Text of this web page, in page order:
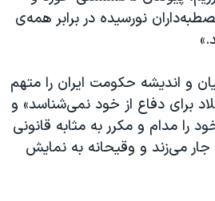
نوبل صلح
«سی‌پک»
نورسیده در برابر همه‌ی
و اندیشه حکومت ایران را متهم
برای دفاع از خود نمی‌شناسد» و
مدام و مکرر به مثابه‌ قانونی
می‌زند و وقیحانه به نمایش